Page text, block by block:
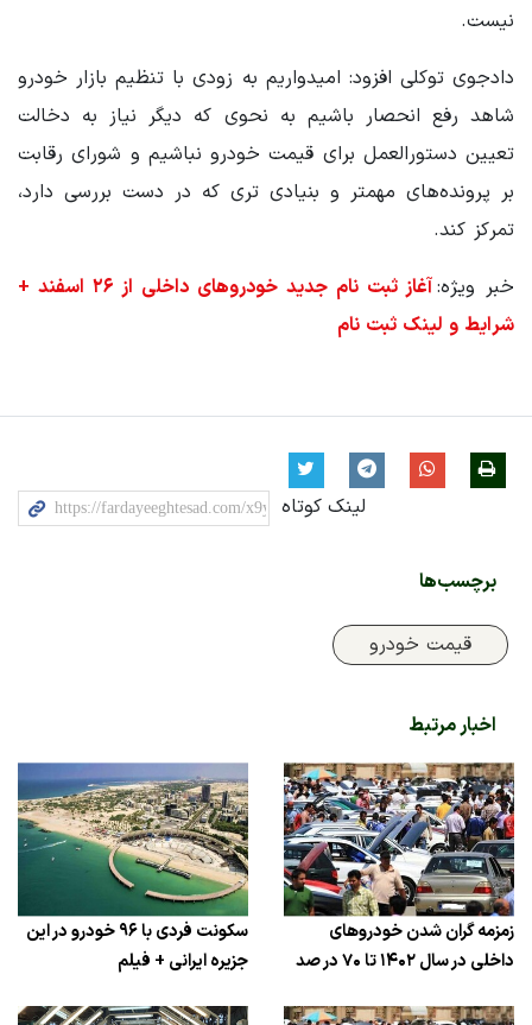
نیست.
دادجوی توکلی افزود: امیدواریم به زودی با تنظیم بازار خودرو
شاهد رفع انحصار باشیم به نحوی که دیگر نیاز به دخالت
تعیین دستورالعمل برای قیمت خودرو نباشیم و شورای رقابت
بر پرونده‌های مهمتر و بنیادی تری که در دست بررسی دارد،
تمرکز کند.
خبر ویژه:
آغاز ثبت نام جدید خودروهای داخلی از ۲۶ اسفند +
شرایط و لینک ثبت نام
لینک کوتاه
برچسب‌ها
قیمت خودرو
اخبار مرتبط
زمزمه گران شدن خودروهای
داخلی در سال ۱۴۰۲ تا ۷۰ در صد
سکونت فردی با ۹۶ خودرو در این
جزیره ایرانی + فیلم